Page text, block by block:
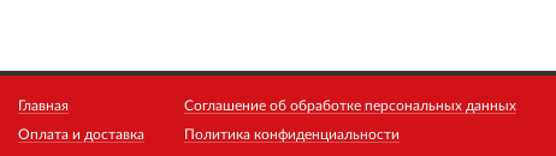
Главная
Оплата и доставка
Соглашение об обработке персональных данных
Политика конфиденциальности